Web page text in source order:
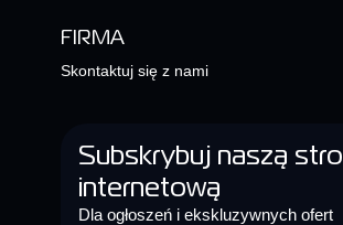
FIRMA
Skontaktuj się z nami
Subskrybuj naszą
internetową
Dla ogłoszeń i ekskluzywnych ofert